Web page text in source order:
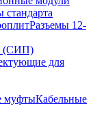
Разъемы 12-
(СИП)
для
муфтыКабельные